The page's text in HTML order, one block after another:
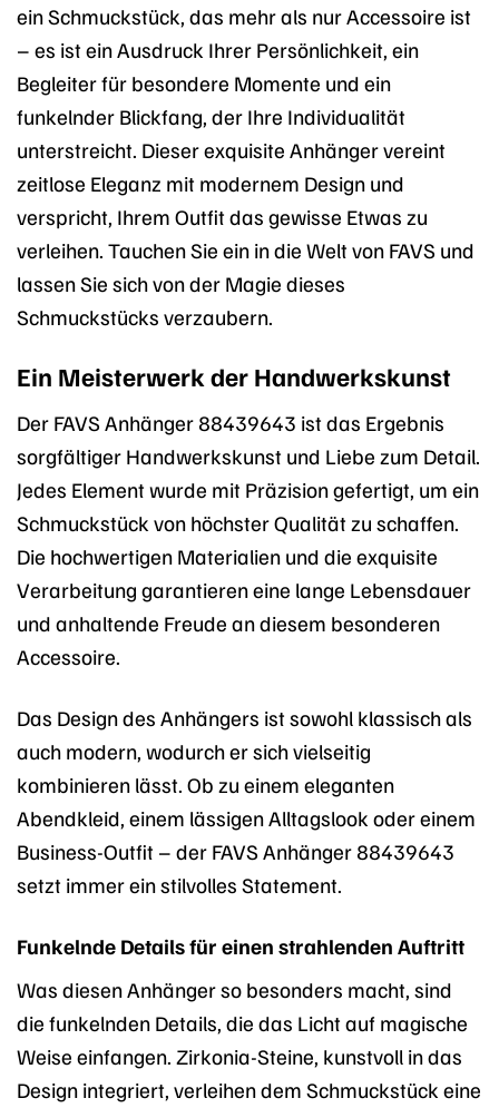
ein Schmuckstück, das mehr als nur Accessoire ist
– es ist ein Ausdruck Ihrer Persönlichkeit, ein
Begleiter für besondere Momente und ein
funkelnder Blickfang, der Ihre Individualität
unterstreicht. Dieser exquisite Anhänger vereint
zeitlose Eleganz mit modernem Design und
verspricht, Ihrem Outfit das gewisse Etwas zu
verleihen. Tauchen Sie ein in die Welt von FAVS und
lassen Sie sich von der Magie dieses
Schmuckstücks verzaubern.
Ein Meisterwerk der Handwerkskunst
Der FAVS Anhänger 88439643 ist das Ergebnis
sorgfältiger Handwerkskunst und Liebe zum Detail.
Jedes Element wurde mit Präzision gefertigt, um ein
Schmuckstück von höchster Qualität zu schaffen.
Die hochwertigen Materialien und die exquisite
Verarbeitung garantieren eine lange Lebensdauer
und anhaltende Freude an diesem besonderen
Accessoire.
Das Design des Anhängers ist sowohl klassisch als
auch modern, wodurch er sich vielseitig
kombinieren lässt. Ob zu einem eleganten
Abendkleid, einem lässigen Alltagslook oder einem
Business-Outfit – der FAVS Anhänger 88439643
setzt immer ein stilvolles Statement.
Funkelnde Details für einen strahlenden Auftritt
Was diesen Anhänger so besonders macht, sind
die funkelnden Details, die das Licht auf magische
Weise einfangen. Zirkonia-Steine, kunstvoll in das
Design integriert, verleihen dem Schmuckstück eine